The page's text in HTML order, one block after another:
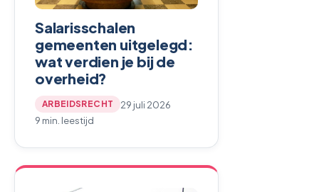
Salarisschalen
gemeenten uitgelegd:
wat verdien je bij de
overheid?
ARBEIDSRECHT
29 juli 2026
9 min. leestijd